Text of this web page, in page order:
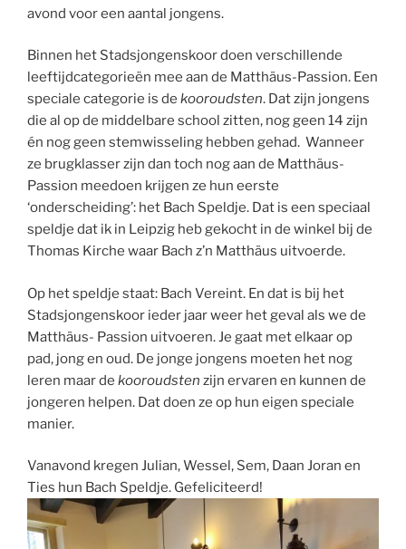
avond voor een aantal jongens.
Binnen het Stadsjongenskoor doen verschillende
leeftijdcategorieën mee aan de Matthäus-Passion. Een
speciale categorie is de kooroudsten. Dat zijn jongens
die al op de middelbare school zitten, nog geen 14 zijn
én nog geen stemwisseling hebben gehad. Wanneer
ze brugklasser zijn dan toch nog aan de Matthäus-
Passion meedoen krijgen ze hun eerste
‘onderscheiding’: het Bach Speldje. Dat is een speciaal
speldje dat ik in Leipzig heb gekocht in de winkel bij de
Thomas Kirche waar Bach z’n Matthäus uitvoerde.
Op het speldje staat: Bach Vereint. En dat is bij het
Stadsjongenskoor ieder jaar weer het geval als we de
Matthäus- Passion uitvoeren. Je gaat met elkaar op
pad, jong en oud. De jonge jongens moeten het nog
leren maar de kooroudsten zijn ervaren en kunnen de
jongeren helpen. Dat doen ze op hun eigen speciale
manier.
Vanavond kregen Julian, Wessel, Sem, Daan Joran en
Ties hun Bach Speldje. Gefeliciteerd!